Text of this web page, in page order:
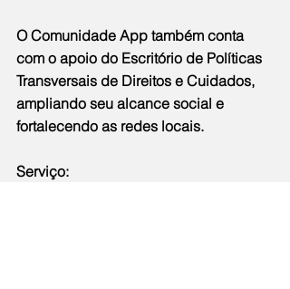
O Comunidade App também conta
com o apoio do Escritório de Políticas
Transversais de Direitos e Cuidados,
ampliando seu alcance social e
fortalecendo as redes locais.
Serviço: